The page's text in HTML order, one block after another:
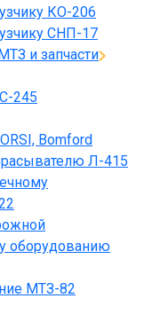
КО-206
СНП-17
и запчасти
245
Bomford
Л-415
оборудованию
МТЗ-82